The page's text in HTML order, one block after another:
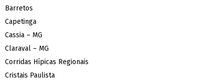
Barretos
Capetinga
Cassia – MG
Claraval – MG
Corridas Hípicas Regionais
Cristais Paulista